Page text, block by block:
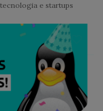
e startups